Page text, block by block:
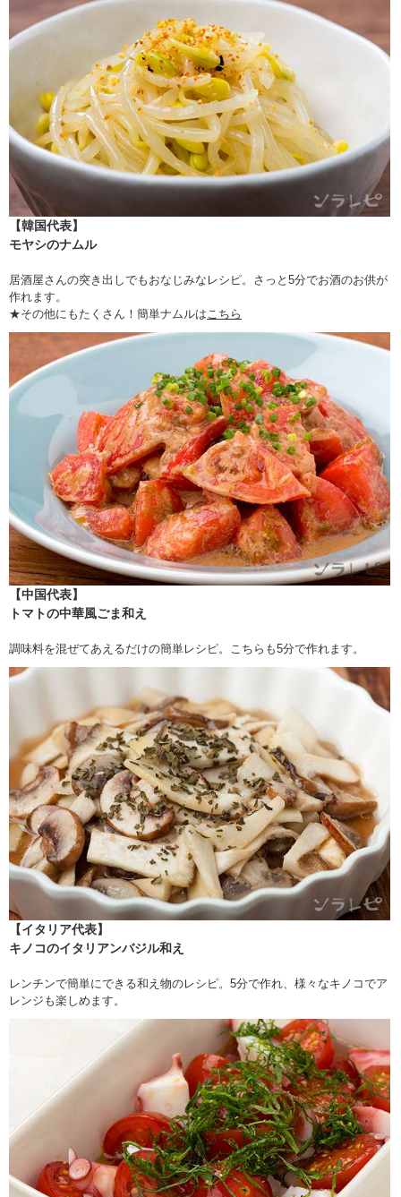
【韓国代表】
モヤシのナムル
居酒屋さんの突き出しでもおなじみなレシピ。さっと5分でお酒のお供が
作れます。
★その他にもたくさん！簡単ナムルはこちら
【中国代表】
トマトの中華風ごま和え
調味料を混ぜてあえるだけの簡単レシピ。こちらも5分で作れます。
【イタリア代表】
キノコのイタリアンバジル和え
レンチンで簡単にできる和え物のレシピ。5分で作れ、様々なキノコでア
レンジも楽しめます。